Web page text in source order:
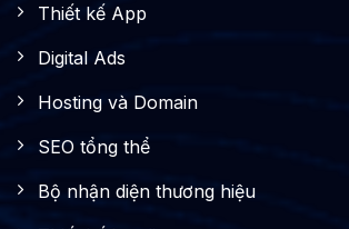
Thiết kế App
Digital Ads
Hosting và Domain
SEO tổng thể
Bộ nhận diện thương hiệu